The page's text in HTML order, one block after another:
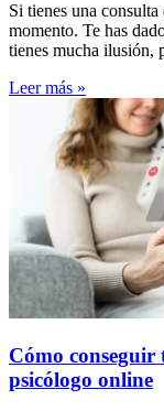
Si tienes una
momento. Te has
tienes mucha ilusión,
Leer más »
Cómo conseguir
psicólogo online